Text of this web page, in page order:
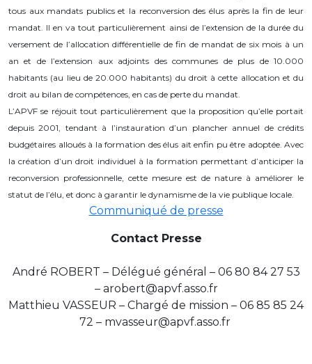
tous aux mandats publics et la reconversion des élus après la fin de leur
mandat. Il en va tout particulièrement ainsi de l’extension de la durée du
versement de l’allocation différentielle de fin de mandat de six mois à un
an et de l’extension aux adjoints des communes de plus de 10.000
habitants (au lieu de 20.000 habitants) du droit à cette allocation et du
droit au bilan de compétences, en cas de perte du mandat.
L’APVF se réjouit tout particulièrement que la proposition qu’elle portait
depuis 2001, tendant à l’instauration d’un plancher annuel de crédits
budgétaires alloués à la formation des élus ait enfin pu être adoptée. Avec
la création d’un droit individuel à la formation permettant d’anticiper la
reconversion professionnelle, cette mesure est de nature à améliorer le
statut de l’élu, et donc à garantir le dynamisme de la vie publique locale.
Communiqué de presse
Contact Presse
André ROBERT – Délégué général – 06 80 84 27 53
– arobert@apvf.asso.fr
Matthieu VASSEUR – Chargé de mission – 06 85 85 24
72 – mvasseur@apvf.asso.fr